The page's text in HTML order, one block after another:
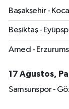
Başakşehir -
Beşiktaş -
Amed -
17 Ağustos,
Samsunspor -